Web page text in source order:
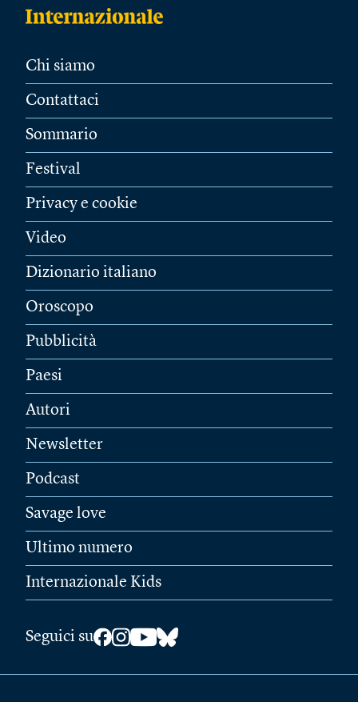
Chi siamo
Contattaci
Sommario
Festival
Privacy e cookie
Video
Dizionario italiano
Oroscopo
Pubblicità
Paesi
Autori
Newsletter
Podcast
Savage love
Ultimo numero
Internazionale Kids
Seguici su